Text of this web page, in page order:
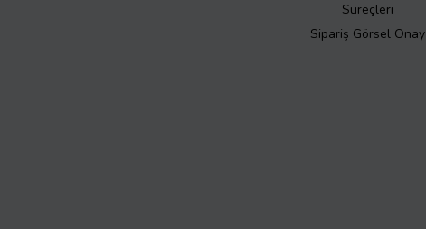
Süreçleri
Sipariş Görsel Onay